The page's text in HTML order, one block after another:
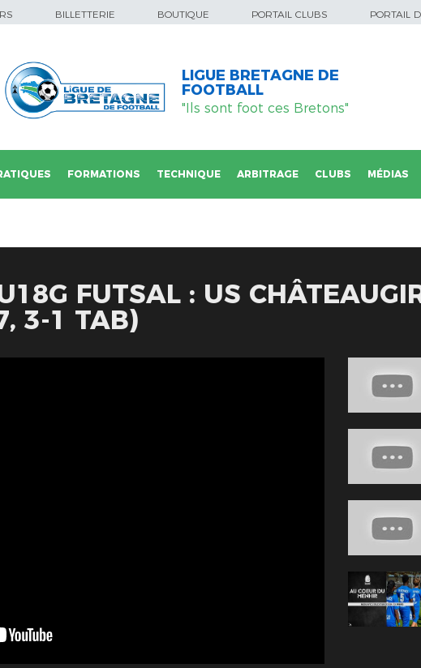
BILLETTERIE BOUTIQUE PORTAIL CLUBS PORTAIL
LIGUE BRETAGNE DE
FOOTBALL
"Ils sont foot ces Bretons"
FORMATIONS TECHNIQUE ARBITRAGE CLUBS MÉDIAS
FUTSAL : US
3-1 TAB)